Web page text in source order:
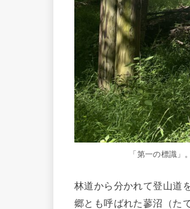
「第一の標識」
林道から分かれて登山道
郷とも呼ばれた蓼沼（た